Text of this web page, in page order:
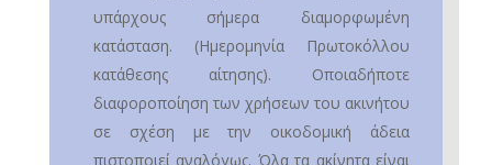
υπάρχους σήμερα διαμορφωμένη
κατάσταση. (Ημερομηνία Πρωτοκόλλου
κατάθεσης αίτησης). Οποιαδήποτε
διαφοροποίηση των χρήσεων του ακινήτου
σε σχέση με την οικοδομική άδεια
πιστοποιεί αναλόγως. Όλα τα ακίνητα είναι